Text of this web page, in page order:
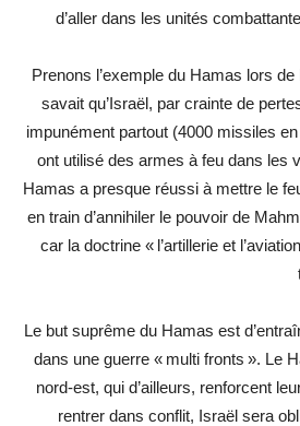
d’aller dans les unités
Prenons l’exemple du Hamas lors
savait qu’Israël, par crainte de
impunément partout (4000 missiles
ont utilisé des armes à feu dans les
Hamas a presque réussi à mettre le
en train d’annihiler le pouvoir de
car la doctrine « l’artillerie et
Le but suprême du Hamas est
dans une guerre « multi fronts ». Le
nord-est, qui d’ailleurs, renforcent
rentrer dans conflit, Israël sera